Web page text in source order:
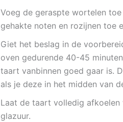
Voeg de geraspte wortelen
gehakte noten en rozijnen toe
Giet het beslag in de
oven gedurende 40-45
taart vanbinnen goed gaar is.
als je deze in het midden van
Laat de taart volledig
glazuur.